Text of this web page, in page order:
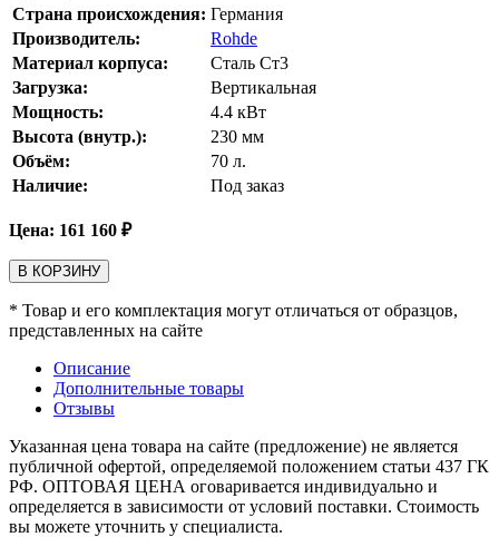
Страна происхождения: Германия
Производитель:
Rohde
Материал корпуса:
Сталь Ст3
Загрузка:
Вертикальная
Мощность:
4.4 кВт
Высота (внутр.):
230 мм
Объём:
70 л.
Наличие:
Под заказ
Цена: 161 160 ₽
В КОРЗИНУ
* Товар и его комплектация могут отличаться от образцов,
представленных на сайте
Описание
Дополнительные товары
Отзывы
Указанная цена товара на сайте (предложение) не является
публичной офертой, определяемой положением статьи 437 ГК
РФ. ОПТОВАЯ ЦЕНА оговаривается индивидуально и
определяется в зависимости от условий поставки. Стоимость
вы можете уточнить у специалиста.